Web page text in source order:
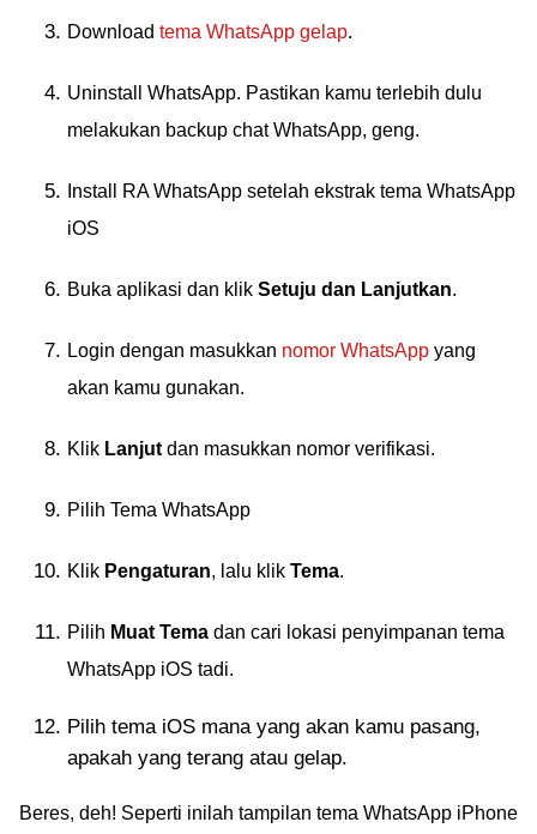
Download tema WhatsApp gelap.
Uninstall WhatsApp. Pastikan kamu terlebih dulu
melakukan backup chat WhatsApp, geng.
Install RA WhatsApp setelah ekstrak tema WhatsApp
iOS
Buka aplikasi dan klik Setuju dan Lanjutkan.
Login dengan masukkan nomor WhatsApp yang
akan kamu gunakan.
Klik Lanjut dan masukkan nomor verifikasi.
Pilih Tema WhatsApp
Klik Pengaturan, lalu klik Tema.
Pilih Muat Tema dan cari lokasi penyimpanan tema
WhatsApp iOS tadi.
Pilih tema iOS mana yang akan kamu pasang,
apakah yang terang atau gelap.
Beres, deh! Seperti inilah tampilan tema WhatsApp iPhone